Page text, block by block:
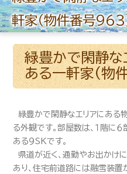
軒家（物件番号963
緑豊かで閑静な
ある一軒家(物
緑豊かで閑静なエリアにある
る外観です。部屋数は、１階に
ある９SKです。
県道が近く、通勤やお出かけ
あり、住宅前道路には融雪装置